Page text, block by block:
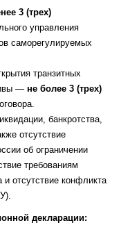
3 (трех)
управления
саморегулируемых
транзитных
— не более 3 (трех)
банкротства,
отсутствие
об ограничении
требованиям
и отсутствие конфликта
декларации: